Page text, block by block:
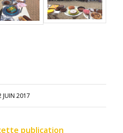
JUIN 2017
publication